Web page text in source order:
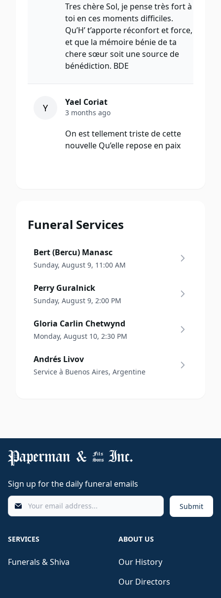
Tres chère Sol, je pense très fort à
toi en ces moments difficiles.
Qu’H’ t’apporte réconfort et force,
et que la mémoire bénie de ta
chere sœur soit une source de
bénédiction. BDE
Y Yael Coriat
3 months ago
On est tellement triste de cette
nouvelle Qu’elle repose en paix
Funeral Services
Bert (Bercu) Manasc
Sunday, August 9, 11:00 AM
Perry Guralnick
Sunday, August 9, 2:00 PM
Gloria Carlin Chetwynd
Monday, August 10, 2:30 PM
Andrés Livov
Service à Buenos Aires, Argentine
Sign up for the daily funeral emails
Submit
SERVICES
Funerals & Shiva
ABOUT US
Our History
Our Directors